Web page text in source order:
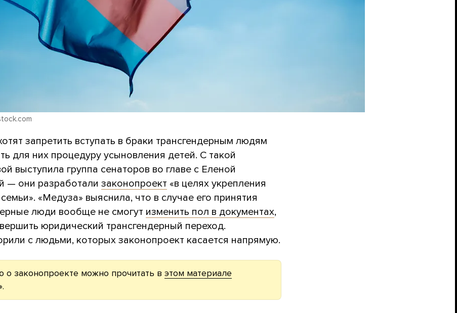
запретить вступать в браки трансгендерным людям
для них процедуру усыновления детей. C такой
выступила группа сенаторов во главе с Еленой
— они разработали законопроект «в целях укрепления
семьи». «Медуза» выяснила, что в случае его принятия
люди вообще не смогут изменить пол в документах,
юридический трансгендерный переход.
с людьми, которых законопроект касается напрямую.
о законопроекте можно прочитать в этом материале